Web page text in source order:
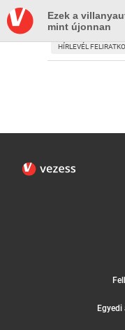
HÍRLEVÉL
Ezek a
mint újonnan